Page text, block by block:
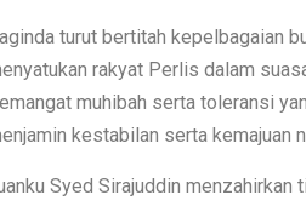
turut bertitah kepelbagaian
rakyat Perlis dalam
muhibah serta toleransi
kestabilan serta kemajuan
Syed Sirajuddin